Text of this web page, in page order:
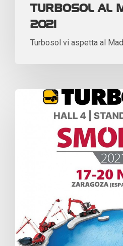
TURBOSOL AL
2021
Turbosol vi aspetta al